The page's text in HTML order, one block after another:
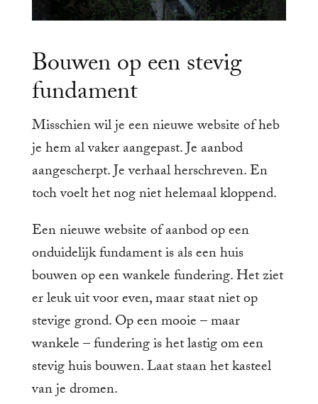
Bouwen op een stevig
fundament
Misschien wil je een nieuwe website of heb
je hem al vaker aangepast. Je aanbod
aangescherpt. Je verhaal herschreven. En
toch voelt het nog niet helemaal kloppend.
Een nieuwe website of aanbod op een
onduidelijk fundament is als een huis
bouwen op een wankele fundering. Het ziet
er leuk uit voor even, maar staat niet op
stevige grond. Op een mooie – maar
wankele – fundering is het lastig om een
stevig huis bouwen. Laat staan het kasteel
van je dromen.